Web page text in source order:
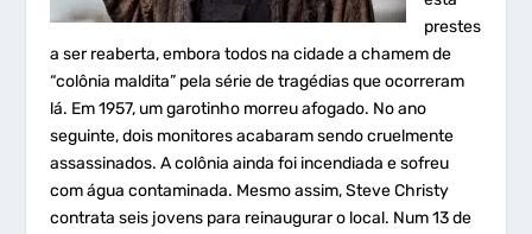
prestes
a ser reaberta, embora todos na cidade a chamem de
“colônia maldita” pela série de tragédias que ocorreram
lá. Em 1957, um garotinho morreu afogado. No ano
seguinte, dois monitores acabaram sendo cruelmente
assassinados. A colônia ainda foi incendiada e sofreu
com água contaminada. Mesmo assim, Steve Christy
contrata seis jovens para reinaugurar o local. Num 13 de